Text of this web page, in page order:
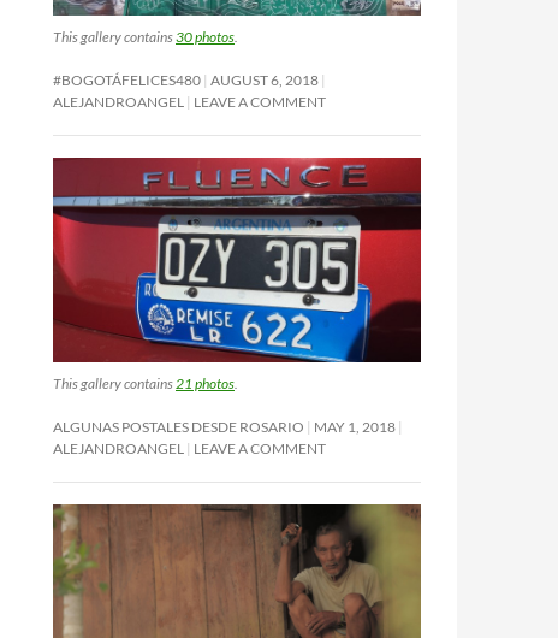
This gallery contains30 photos.
#BOGOTÁFELICES480 AUGUST 6, 2018
ALEJANDROANGEL LEAVE A COMMENT
This gallery contains 21 photos
ALGUNAS POSTALES DESDE ROSARIO
MAY 1, 2018
ALEJANDROANGEL
LEAVE A COMMENT